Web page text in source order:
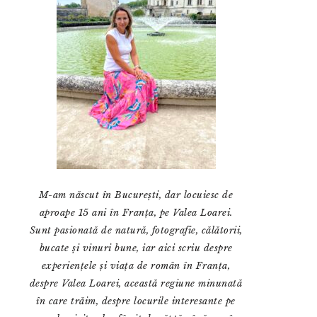
M-am născut în București, dar locuiesc de
aproape 15 ani în Franța, pe Valea Loarei.
Sunt pasionată de natură, fotografie, călătorii,
bucate și vinuri bune, iar aici scriu despre
experiențele și viața de român în Franța,
despre Valea Loarei, această regiune minunată
în care trăim, despre locurile interesante pe